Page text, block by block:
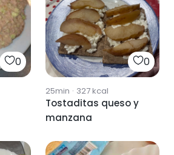
0 0
25min · 327kcal
Tostaditas queso y
manzana